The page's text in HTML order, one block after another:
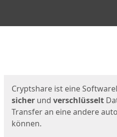
Cryptshare ist eine
sicher und verschlüsselt
Transfer an eine andere
können.